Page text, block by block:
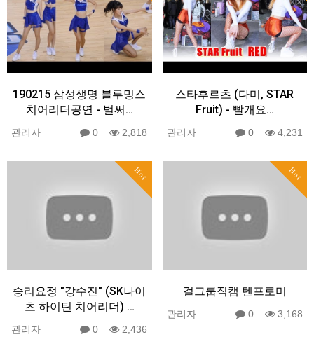
190215 삼성생명 블루밍스
치어리더공연 - 벌써…
관리자 0 2,818
스타후르츠 (다미, STAR
Fruit) - 빨개요…
관리자 0 4,231
Hot
승리요정 "강수진" (SK나이
츠 하이틴 치어리더) …
관리자 0 2,436
Hot
걸그룹직캠 텐프로미
관리자 0 3,168